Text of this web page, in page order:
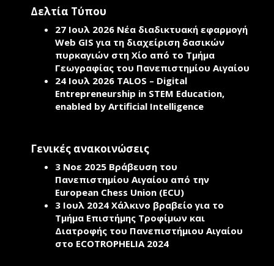
Δελτία Τύπου
27 Ιουλ 2026 Νέα διαδικτυακή εφαρμογή
Web GIS για τη διαχείριση δασικών
πυρκαγιών στη Χίο από το Τμήμα
Γεωγραφίας του Πανεπιστημίου Αιγαίου
24 Ιουλ 2026 TALOS – Digital
Entrepreneurship in STEM Education,
enabled by Artificial Intelligence
Γενικές ανακοινώσεις
3 Νοε 2025 Βράβευση του
Πανεπιστημίου Αιγαίου από την
European Chess Union (ECU)
3 Ιουλ 2024 Χάλκινο βραβείο για το
Τμήμα Επιστήμης Τροφίμων και
Διατροφής του Πανεπιστήμιου Αιγαίου
στο ECOTROPHELIA 2024